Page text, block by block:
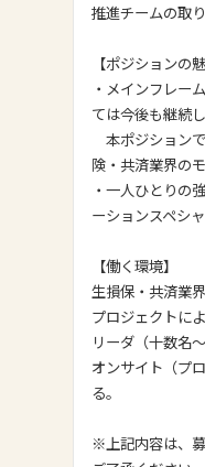
推進チームの取
【ポジションの
・メインフレー
ては今後も継続
本ポジション
険・共済業界の
・一人ひとりの
ーションスペシ
【働く環境】
生損保・共済業
プロジェクトに
リーダ（十数名
オンサイト（プ
る。
※上記内容は、